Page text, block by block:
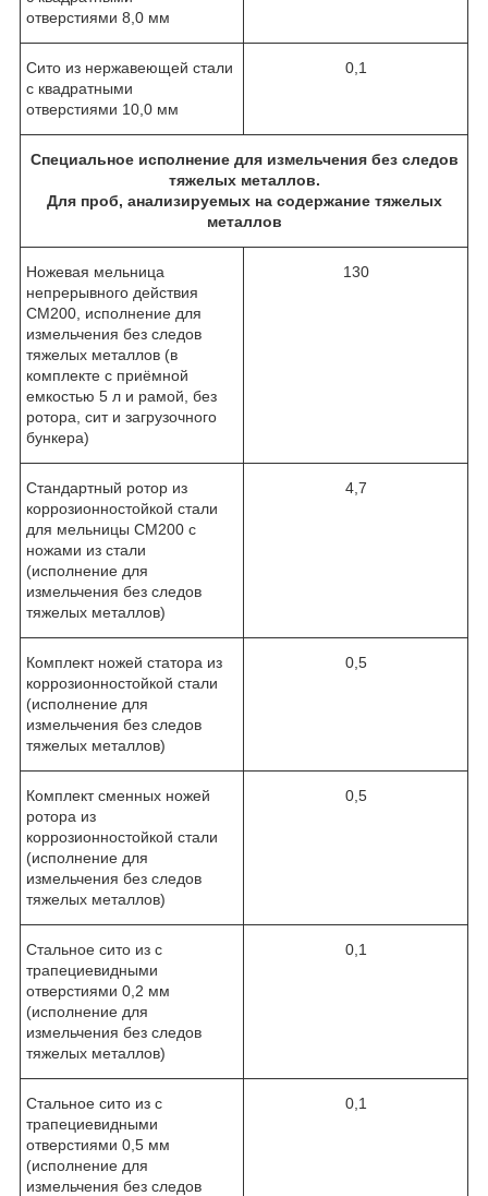
отверстиями 8,0 мм
Сито из нержавеющей стали
с квадратными
отверстиями 10,0 мм
0,1
Специальное исполнение для измельчения без следов
тяжелых металлов.
Для проб, анализируемых на содержание тяжелых
металлов
Ножевая мельница
непрерывного действия
CM200, исполнение для
измельчения без следов
тяжелых металлов (в
комплекте с приёмной
емкостью 5 л и рамой, без
ротора, сит и загрузочного
бункера)
130
Стандартный ротор из
коррозионностойкой стали
для мельницы CM200 с
ножами из стали
(исполнение для
измельчения без следов
тяжелых металлов)
4,7
Комплект ножей статора из
коррозионностойкой стали
(исполнение для
измельчения без следов
тяжелых металлов)
0,5
Комплект сменных ножей
ротора из
коррозионностойкой стали
(исполнение для
измельчения без следов
тяжелых металлов)
0,5
Стальное сито из с
трапециевидными
отверстиями 0,2 мм
(исполнение для
измельчения без следов
тяжелых металлов)
0,1
Стальное сито из с
трапециевидными
отверстиями 0,5 мм
(исполнение для
измельчения без следов
0,1